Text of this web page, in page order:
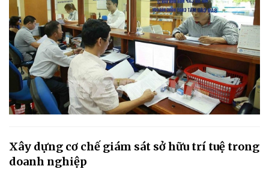
Xây dựng cơ chế giám sát sở hữu trí tuệ trong
doanh nghiệp